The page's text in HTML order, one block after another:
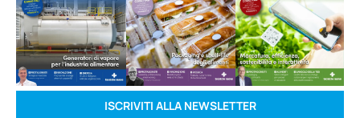
ISCRIVITI ALLA NEWSLETTER